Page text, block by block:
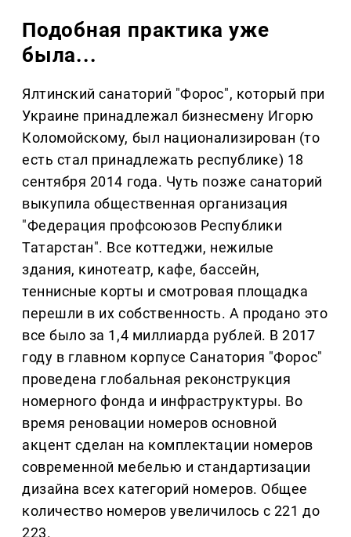
Подобная практика уже
была...
Ялтинский санаторий "Форос", который при
Украине принадлежал бизнесмену Игорю
Коломойскому, был национализирован (то
есть стал принадлежать республике) 18
сентября 2014 года. Чуть позже санаторий
выкупила общественная организация
"Федерация профсоюзов Республики
Татарстан". Все коттеджи, нежилые
здания, кинотеатр, кафе, бассейн,
теннисные корты и смотровая площадка
перешли в их собственность. А продано это
все было за 1,4 миллиарда рублей. В 2017
году в главном корпусе Санатория "Форос"
проведена глобальная реконструкция
номерного фонда и инфраструктуры. Во
время реновации номеров основной
акцент сделан на комплектации номеров
современной мебелью и стандартизации
дизайна всех категорий номеров. Общее
количество номеров увеличилось с 221 до
223.